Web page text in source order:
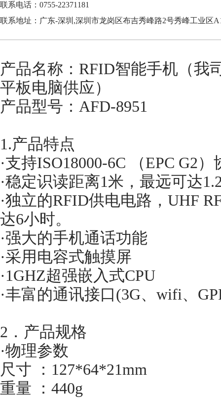
联系电话：0755-22371181
联系地址：广东-深圳,深圳市龙岗区布吉秀峰路2号秀峰工业区
产品名称：RFID智能手机（我
平板电脑供应）
产品型号：AFD-8951
1.产品特点
·支持ISO18000-6C （EPC G2）
·稳定识读距离1米，最远可达
·独立的RFID供电电路，UHF
达6小时。
·强大的手机通话功能
·采用电容式触摸屏
·1GHZ超强嵌入式CPU
·丰富的通讯接口(3G、wifi、
2．产品规格
·物理参数
尺寸 ：127*64*21mm
重量 ：440g